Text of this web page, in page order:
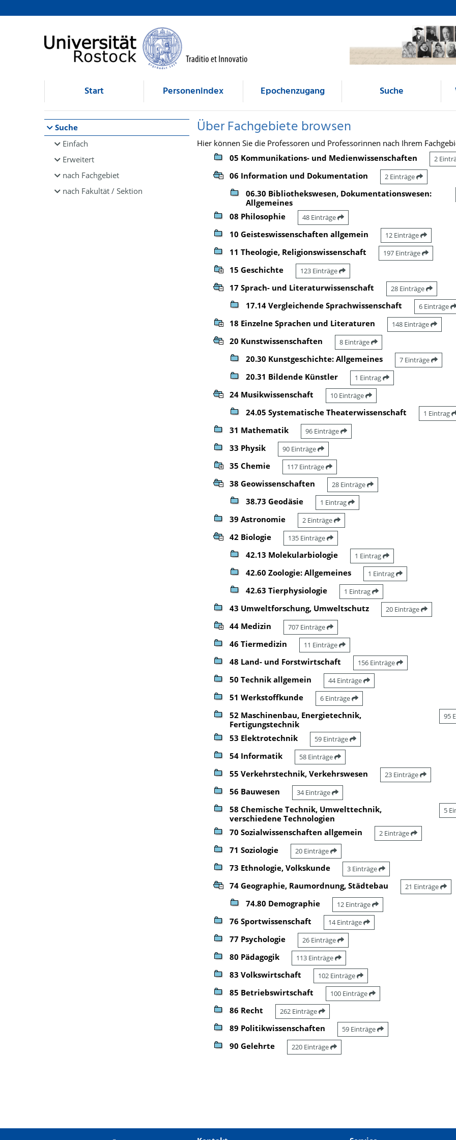
Browsen
direkt zum Inhalt
Start Personenindex Epochenzugang Suche
Suche
Einfach
Erweitert
nach Fachgebiet
nach Fakultät / Sektion
Über Fachgebiete browsen
Hier können Sie die Professoren und Professorinnen nach Ihrem
05 Kommunikations- und Medienwissenschaften
2
06 Information und Dokumentation 2 Einträge
06.30 Bibliothekswesen, Dokumentationswesen:
Allgemeines
08 Philosophie 48 Einträge
10 Geisteswissenschaften allgemein 12 Einträge
11 Theologie, Religionswissenschaft 197 Einträge
15 Geschichte 123 Einträge
17 Sprach- und Literaturwissenschaft 28 Einträge
17.14 Vergleichende Sprachwissenschaft 6 Einträge
18 Einzelne Sprachen und Literaturen 148 Einträge
20 Kunstwissenschaften 8 Einträge
20.30 Kunstgeschichte: Allgemeines 7 Einträge
20.31 Bildende Künstler 1 Eintrag
24 Musikwissenschaft 10 Einträge
24.05 Systematische Theaterwissenschaft 1 Eintrag
31 Mathematik 96 Einträge
33 Physik 90 Einträge
35 Chemie 117 Einträge
38 Geowissenschaften 28 Einträge
38.73 Geodäsie 1 Eintrag
39 Astronomie 2 Einträge
42 Biologie 135 Einträge
42.13 Molekularbiologie 1 Eintrag
42.60 Zoologie: Allgemeines 1 Eintrag
42.63 Tierphysiologie 1 Eintrag
43 Umweltforschung, Umweltschutz 20 Einträge
44 Medizin 707 Einträge
46 Tiermedizin 11 Einträge
48 Land- und Forstwirtschaft 156 Einträge
50 Technik allgemein 44 Einträge
51 Werkstoffkunde 6 Einträge
52 Maschinenbau, Energietechnik,
Fertigungstechnik
95
53 Elektrotechnik 59 Einträge
54 Informatik 58 Einträge
55 Verkehrstechnik, Verkehrswesen 23 Einträge
56 Bauwesen 34 Einträge
58 Chemische Technik, Umwelttechnik,
verschiedene Technologien
5
70 Sozialwissenschaften allgemein 2 Einträge
71 Soziologie 20 Einträge
73 Ethnologie, Volkskunde 3 Einträge
74 Geographie, Raumordnung, Städtebau 21 Einträge
74.80 Demographie 12 Einträge
76 Sportwissenschaft 14 Einträge
77 Psychologie 26 Einträge
80 Pädagogik 113 Einträge
83 Volkswirtschaft 102 Einträge
85 Betriebswirtschaft 100 Einträge
86 Recht 262 Einträge
89 Politikwissenschaften 59 Einträge
90 Gelehrte 220 Einträge